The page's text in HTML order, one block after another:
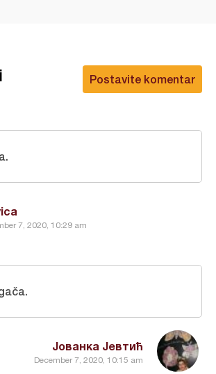
Postavite komentar
7, 2020, 10:29 am
Јованка Јевтић
December 7, 2020, 10:15 am